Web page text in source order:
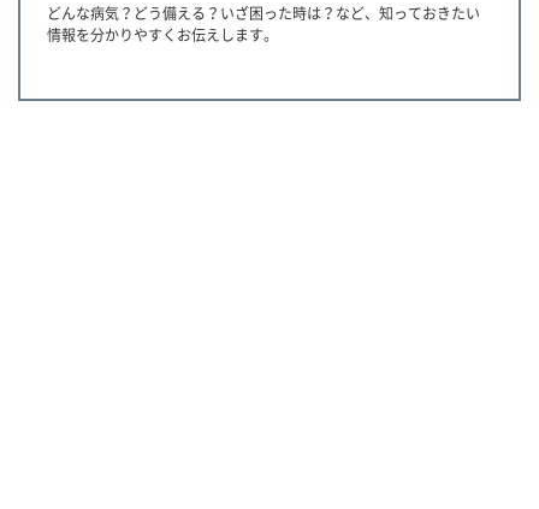
どんな病気？どう備える？いざ困った時は？など、知っておきたい
情報を分かりやすくお伝えします。